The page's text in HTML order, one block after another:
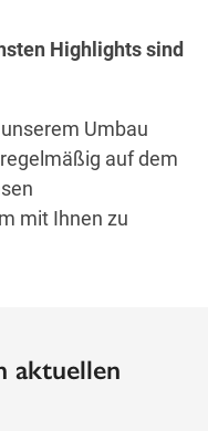
Highlights sind
Umbau
auf dem
mit Ihnen zu
aktuellen